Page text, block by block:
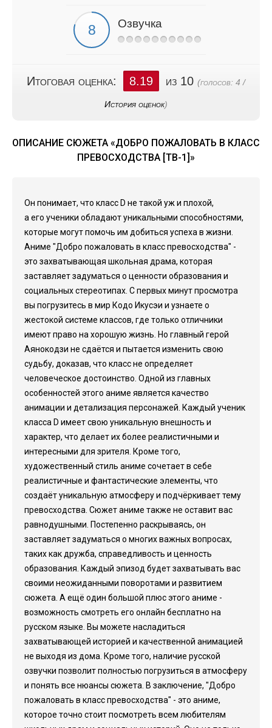
Озвучка
Итоговая оценка: 8.19 из 10 (голосов: 4 /
История оценок)
ОПИСАНИЕ СЮЖЕТА «ДОБРО ПОЖАЛОВАТЬ В КЛАСС
ПРЕВОСХОДСТВА [ТВ-1]»
Он понимает, что класс D не такой уж и плохой,
а его ученики обладают уникальными способностями,
которые могут помочь им добиться успеха в жизни.
Аниме "Добро пожаловать в класс превосходства" -
это захватывающая школьная драма, которая
заставляет задуматься о ценности образования и
социальных стереотипах. С первых минут просмотра
вы погрузитесь в мир Кодо Икусэи и узнаете о
жестокой системе классов, где только отличники
имеют право на хорошую жизнь. Но главный герой
Аянокодзи не сдаётся и пытается изменить свою
судьбу, доказав, что класс не определяет
человеческое достоинство. Одной из главных
особенностей этого аниме является качество
анимации и детализация персонажей. Каждый ученик
класса D имеет свою уникальную внешность и
характер, что делает их более реалистичными и
интересными для зрителя. Кроме того,
художественный стиль аниме сочетает в себе
реалистичные и фантастические элементы, что
создаёт уникальную атмосферу и подчёркивает тему
превосходства. Сюжет аниме также не оставит вас
равнодушными. Постепенно раскрываясь, он
заставляет задуматься о многих важных вопросах,
таких как дружба, справедливость и ценность
образования. Каждый эпизод будет захватывать вас
своими неожиданными поворотами и развитием
сюжета. А ещё один большой плюс этого аниме -
возможность смотреть его онлайн бесплатно на
русском языке. Вы можете насладиться
захватывающей историей и качественной анимацией
не выходя из дома. Кроме того, наличие русской
озвучки позволит полностью погрузиться в атмосферу
и понять все нюансы сюжета. В заключение, "Добро
пожаловать в класс превосходства" - это аниме,
которое точно стоит посмотреть всем любителям